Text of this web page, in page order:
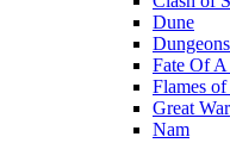
Dune
Fate Of
Flames
Great War
Nam